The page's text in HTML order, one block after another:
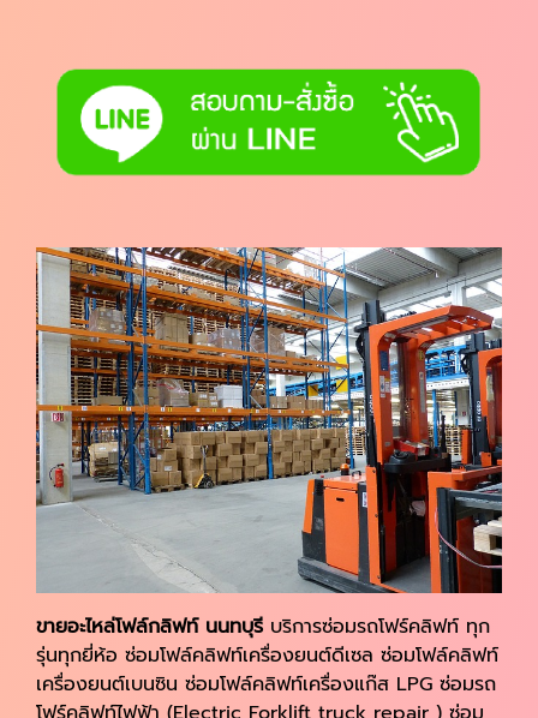
ขายอะไหล่โฟล์กลิฟท์ นนทบุรี บริการซ่อมรถโฟร์คลิฟท์ ทุก
รุ่นทุกยี่ห้อ ซ่อมโฟล์คลิฟท์เครื่องยนต์ดีเซล ซ่อมโฟล์คลิฟท์
เครื่องยนต์เบนซิน ซ่อมโฟล์คลิฟท์เครื่องแก๊ส LPG ซ่อมรถ